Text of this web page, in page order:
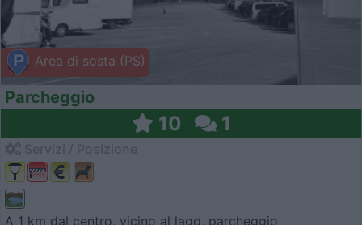
Area di sosta (PS)
Parcheggio
10 1
A 1 km dal centro, vicino al lago, parcheggio